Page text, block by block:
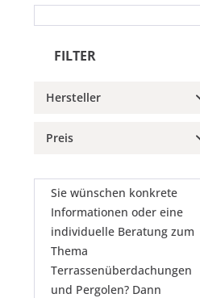
FILTER
Hersteller
Aktion
Preis
von399,00 € bis7499,00 €
Sie wünschen konkrete
Informationen oder eine
individuelle Beratung zum
Thema
Terrassenüberdachungen
und Pergolen? Dann